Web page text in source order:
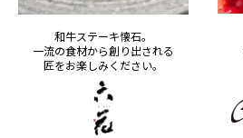
和牛ステーキ懐石。
一流の食材から創り出される
匠をお楽しみください。